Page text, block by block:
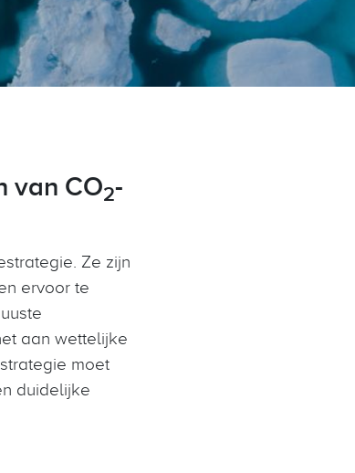
van CO2-
Ze zijn
ervoor te
aan wettelijke
moet
duidelijke